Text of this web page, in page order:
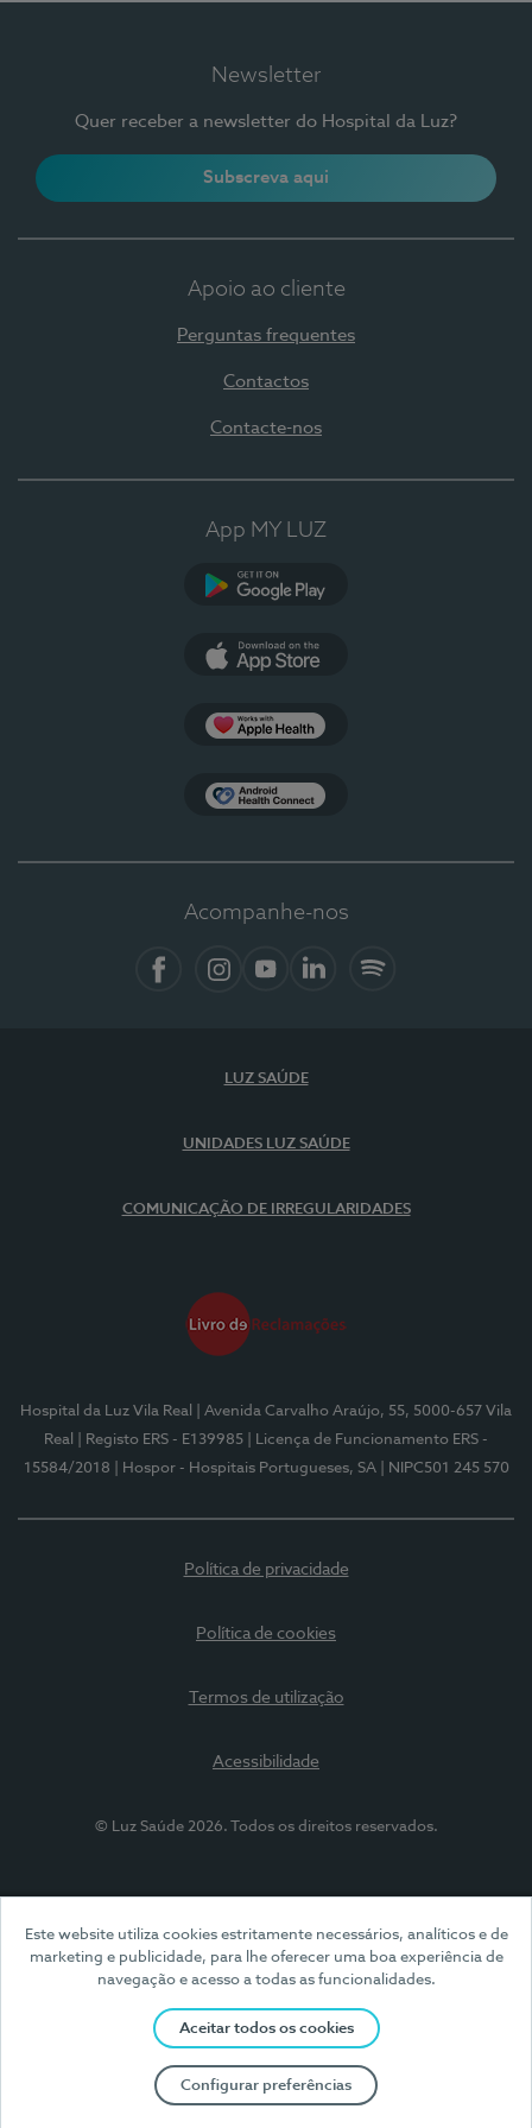
Este website utiliza cookies estritamente necessários, analíticos e de
marketing e publicidade, para lhe oferecer uma boa experiência de
navegação e acesso a todas as funcionalidades.
Aceitar todos os cookies
Configurar preferências
Newsletter
Quer receber a newsletter do Hospital da Luz?
Subscreva aqui
Apoio ao cliente
Perguntas frequentes
Contactos
Contacte-nos
App MY LUZ
Acompanhe-nos
LUZ SAÚDE
UNIDADES LUZ SAÚDE
COMUNICAÇÃO DE IRREGULARIDADES
Hospital da Luz Vila Real
| Avenida Carvalho Araújo, 55, 5000-657 Vila
Real
| Registo ERS - E139985
| Licença de Funcionamento ERS -
15584/2018
| Hospor - Hospitais Portugueses, SA | NIPC501 245 570
Política de privacidade
Política de cookies
Termos de utilização
Acessibilidade
© Luz Saúde 2026. Todos os direitos reservados.